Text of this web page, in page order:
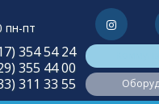
пн-пт
354 54 24
355 44 00
311 33 55